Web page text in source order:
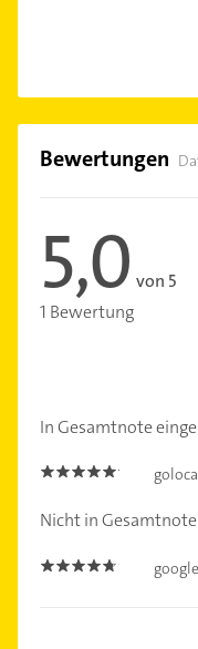
Bewertungen
5,0 von 5
1 Bewertung
In Gesamtnote
5.0
Nicht in
4.6 google